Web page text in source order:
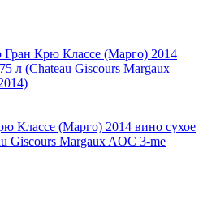
Классе (Марго) 2014 вино сухое
Giscours Margaux AOC 3-me